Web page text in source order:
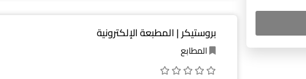
بروستيكر | المطبعة الإلكترونية
المطابع